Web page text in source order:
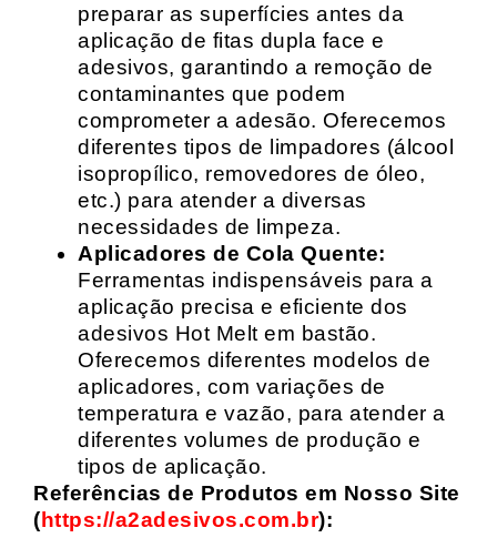
preparar as superfícies antes da
aplicação de fitas dupla face e
adesivos, garantindo a remoção de
contaminantes que podem
comprometer a adesão. Oferecemos
diferentes tipos de limpadores (álcool
isopropílico, removedores de óleo,
etc.) para atender a diversas
necessidades de limpeza.
Aplicadores de Cola Quente:
Ferramentas indispensáveis para a
aplicação precisa e eficiente dos
adesivos Hot Melt em bastão.
Oferecemos diferentes modelos de
aplicadores, com variações de
temperatura e vazão, para atender a
diferentes volumes de produção e
tipos de aplicação.
Referências de Produtos em Nosso Site
(https://a2adesivos.com.br):